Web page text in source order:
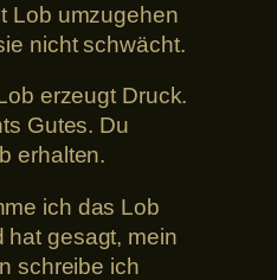
Lob umzugehen
nicht schwächt.
erzeugt Druck.
Gutes. Du
erhalten.
ich das Lob
hat gesagt, mein
schreibe ich